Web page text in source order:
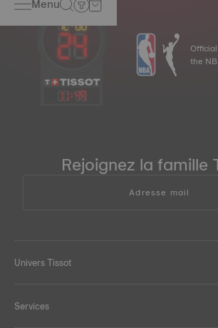
Menu
11:49
the
Rejoignez la famille
Adresse mail
Univers Tissot
Services